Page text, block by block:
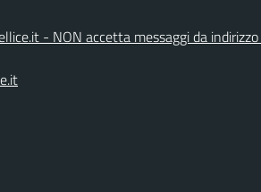
- NON accetta messaggi da